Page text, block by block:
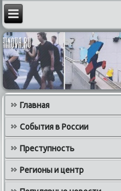
Главная
События в России
Преступность
Регионы и центр